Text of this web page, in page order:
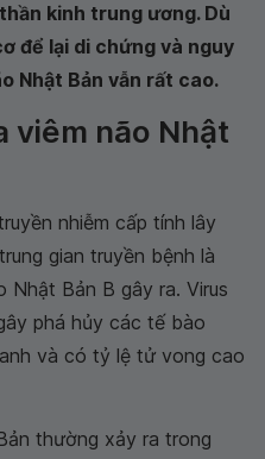
kinh trung ương. Dù
để lại di chứng và nguy
Nhật Bản vẫn rất cao.
viêm não Nhật
nhiễm cấp tính lây
gian truyền bệnh là
Nhật Bản B gây ra. Virus
phá hủy các tế bào
và có tỷ lệ tử vong cao
thường xảy ra trong